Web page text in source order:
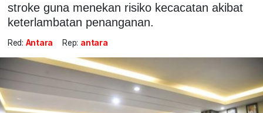
stroke guna menekan risiko kecacatan akibat
keterlambatan penanganan.
Red: Antara Rep: antara